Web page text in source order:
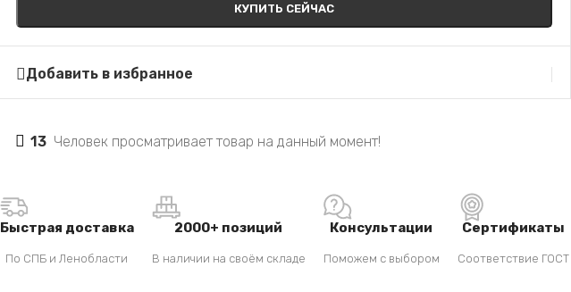
КУПИТЬ СЕЙЧАС
Добавить в избранное
13 Человек просматривает товар на данный момент!
Быстрая доставка
По СПБ и Ленобласти
2000+ позиций
В наличии на своём складе
Консультации
Поможем с выбором
Сертификаты
Соответствие ГОСТ